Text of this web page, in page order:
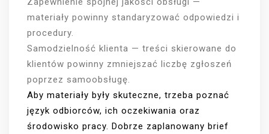
materiały powinny standaryzować odpowiedzi i
procedury.
Samodzielność klienta — treści skierowane do
klientów powinny zmniejszać liczbę zgłoszeń
poprzez samoobsługę.
Aby materiały były skuteczne, trzeba poznać
język odbiorców, ich oczekiwania oraz
środowisko pracy. Dobrze zaplanowany brief